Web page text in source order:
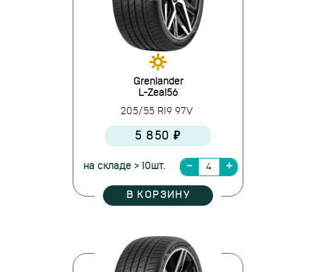
Grenlander
L-Zeal56
205/55 R19 97V
5 850 ₽
на складе > 10шт.
В КОРЗИНУ